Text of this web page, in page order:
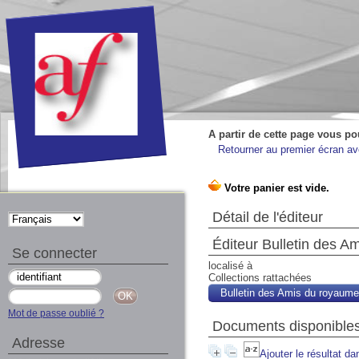
A partir de cette page vous
Retourner au premier écran
Détail de l'éditeur
Éditeur Bulletin des
localisé à
Collections rattachées
Bulletin des Amis du
Documents
Ajouter le résultat
Se connecter
Mot de passe oublié ?
Adresse